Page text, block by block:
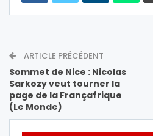
ARTICLE PRÉCÉDENT
Sommet de Nice : Nicolas
Sarkozy veut tourner la
page de la Françafrique
(Le Monde)